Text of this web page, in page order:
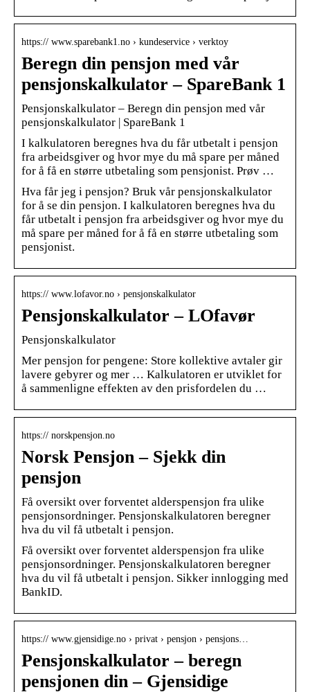
https:// www.sparebank1.no › kundeservice › verktoy
Beregn din pensjon med vår
pensjonskalkulator – SpareBank 1
Pensjonskalkulator – Beregn din pensjon med vår
pensjonskalkulator | SpareBank 1
I kalkulatoren beregnes hva du får utbetalt i pensjon
fra arbeidsgiver og hvor mye du må spare per måned
for å få en større utbetaling som pensjonist. Prøv …
Hva får jeg i pensjon? Bruk vår pensjonskalkulator
for å se din pensjon. I kalkulatoren beregnes hva du
får utbetalt i pensjon fra arbeidsgiver og hvor mye du
må spare per måned for å få en større utbetaling som
pensjonist.
https:// www.lofavor.no › pensjonskalkulator
Pensjonskalkulator – LOfavør
Pensjonskalkulator
Mer pensjon for pengene: Store kollektive avtaler gir
lavere gebyrer og mer … Kalkulatoren er utviklet for
å sammenligne effekten av den prisfordelen du …
https:// norskpensjon.no
Norsk Pensjon – Sjekk din
pensjon
Få oversikt over forventet alderspensjon fra ulike
pensjonsordninger. Pensjonskalkulatoren beregner
hva du vil få utbetalt i pensjon.
Få oversikt over forventet alderspensjon fra ulike
pensjonsordninger. Pensjonskalkulatoren beregner
hva du vil få utbetalt i pensjon. Sikker innlogging med
BankID.
https:// www.gjensidige.no › privat › pensjon › pensjons…
Pensjonskalkulator – beregn
pensjonen din – Gjensidige